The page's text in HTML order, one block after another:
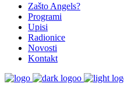
Zašto Angels?
Programi
Upisi
Radionice
Novosti
Kontakt